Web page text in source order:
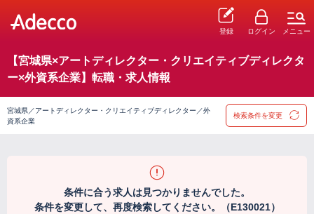
登録 ログイン メニュー
【宮城県×アートディレクター・クリエイティブディレクタ
ー×外資系企業】転職・求人情報
宮城県／アートディレクター・クリエイティブディレクター／外
資系企業
検索条件を変更
条件に合う求人は見つかりませんでした。
条件を変更して、再度検索してください。（E130021）